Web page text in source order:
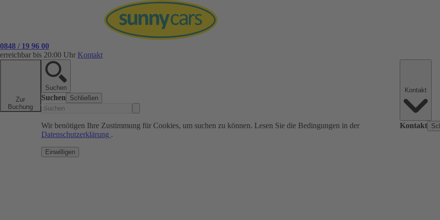
0848 / 19 96 00
erreichbar bis 20:00 Uhr Kontakt
Zur
Buchung
Suchen
Suchen Schließen
Wir benötigen Ihre Zustimmung für Cookies, um suchen zu können. Lesen Sie die Bedingungen in der
Datenschutzerklärung .
Einwilligen
Kontakt